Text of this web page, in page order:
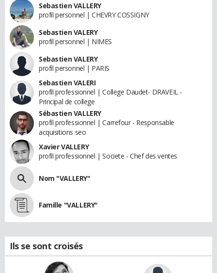
Sebastien VALLERY
profil personnel | CHEVRY COSSIGNY
Sebastien VALERY
profil personnel | NIMES
Sebastien VALERY
profil personnel | PARIS
Sebastien VALERI
profil professionnel | College Daudet- DRAVEIL -
Principal de college
Sébastien VALLERY
profil professionnel | Carrefour - Responsable
acquisitions seo
Xavier VALLERY
profil professionnel | Societe - Chef des ventes
Nom "VALLERY"
Famille "VALLERY"
Ils se sont croisés